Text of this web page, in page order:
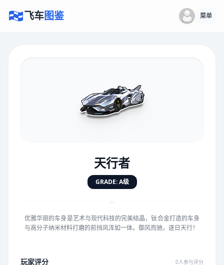
飞车图鉴 菜单
天行者
GRADE: A级
“
优雅华丽的车身是艺术与现代科技的完美结晶，钛合金打造的车身
与高分子纳米材料打磨的前挡风浑如一体。御风而驰，逐日天行！
玩家评分 0人参与评分
★★★★★★
手感 5.0分